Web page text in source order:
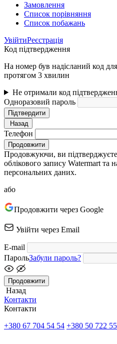
Замовлення
Cписок порівняння
Список побажань
УвійтиРеєстрація
Код підтвердження
На номер був надісланий код
протягом 3 хвилин
Не отримали код
Одноразовий пароль
Підтвердити
Назад
Телефон
Продовжити
Продовжуючи, ви
облікового запису Watermart та
персональних даних.
або
Продовжити через Google
Увійти через Email
E-mail
ПарольЗабули пароль?
Продовжити
Назад
Контакти
Контакти
+380 67 704 54 54 +380 50 722